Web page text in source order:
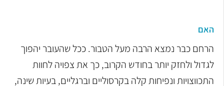
האם
הרחם כבר נמצא הרבה מעל הטבור. ככל שהעובר יהפוך
לגדול ולחזק יותר בחודש הקרוב, כך את צפויה לחוות
התכווצויות ונפיחות קלה בקרסוליים וברגליים, בעיות שינה,